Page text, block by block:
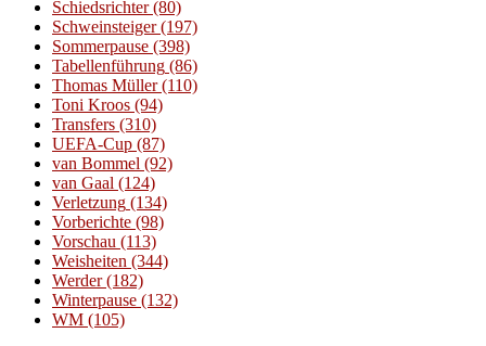
Schiedsrichter(80)
Schweinsteiger(197)
Sommerpause (398)
Tabellenführung (86)
Thomas Müller(110)
Toni Kroos (94)
Transfers (310)
UEFA-Cup (87)
van Bommel (92)
van Gaal (124)
Verletzung (134)
Vorberichte (98)
Vorschau (113)
Weisheiten (344)
Werder(182)
Winterpause (132)
WM (105)